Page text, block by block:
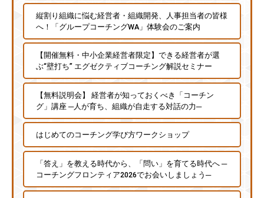
縦割り組織に悩む経営者・組織開発、人事担当者の皆様
へ！「グループコーチングWA」体験会のご案内
【開催無料・中小企業経営者限定】できる経営者が選
ぶ“壁打ち” エグゼクティブコーチング解説セミナー
【無料説明会】 経営者が知っておくべき「コーチン
グ」講座 ─人が育ち、組織が自走する対話の力─
はじめてのコーチング学び方ワークショップ
「答え」を教える時代から、「問い」を育てる時代へ ─
コーチングフロンティア2026でお会いしましょう─